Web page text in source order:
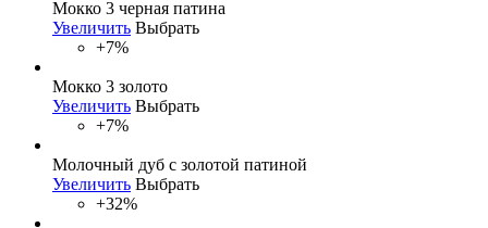
Мокко 3 черная патина
Увеличить Выбрать
+7%
Мокко 3 золото
Увеличить Выбрать
+7%
Молочный дуб с золотой патиной
Увеличить Выбрать
+32%